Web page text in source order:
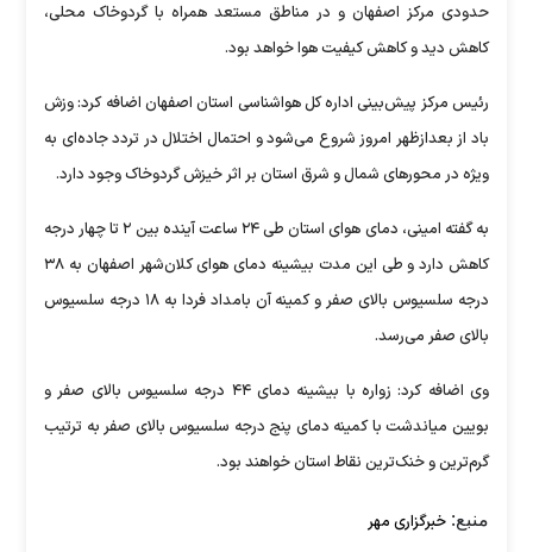
حدودی مرکز اصفهان و در مناطق مستعد همراه با گردوخاک محلی،
کاهش دید و کاهش کیفیت هوا خواهد بود.
رئیس مرکز پیش‌بینی اداره کل هواشناسی استان اصفهان اضافه کرد: وزش
باد از بعدازظهر امروز شروع می‌شود و احتمال اختلال در تردد جاده‌ای به
ویژه در محور‌های شمال و شرق استان بر اثر خیزش گردوخاک وجود دارد.
به گفته امینی، دمای هوای استان طی ۲۴ ساعت آینده بین ۲ تا چهار درجه
کاهش دارد و طی این مدت بیشینه دمای هوای کلان‌شهر اصفهان به ۳۸
درجه سلسیوس بالای صفر و کمینه آن بامداد فردا به ۱۸ درجه سلسیوس
بالای صفر می‌رسد.
وی اضافه کرد: زواره با بیشینه دمای ۴۴ درجه سلسیوس بالای صفر و
بویین میاندشت با کمینه دمای پنج درجه سلسیوس بالای صفر به ترتیب
گرم‌ترین و خنک‌ترین نقاط استان خواهند بود.
منبع: خبرگزاری مهر